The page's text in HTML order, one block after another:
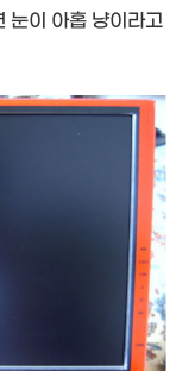
눈이 아홉 냥이라고